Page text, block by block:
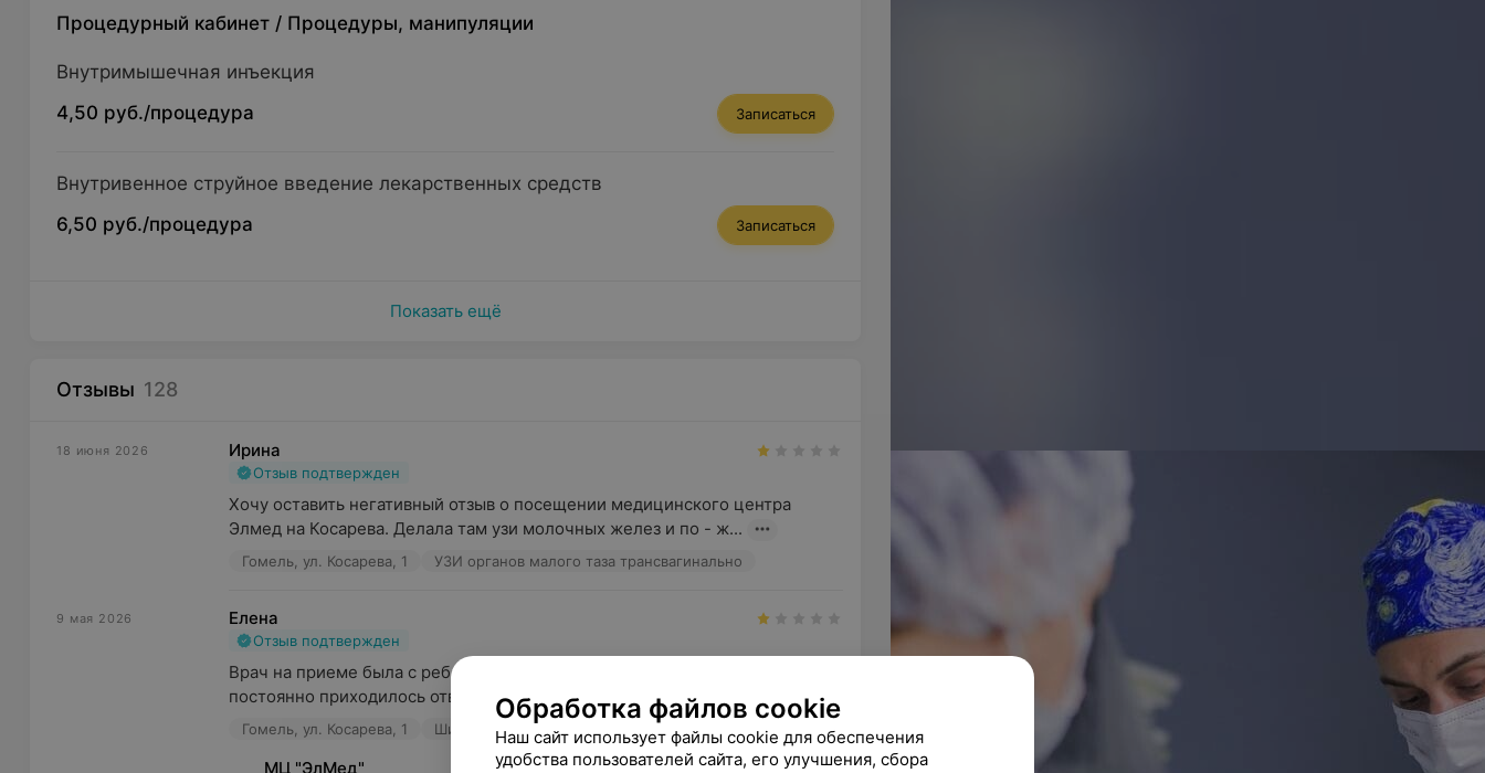
Процедурный кабинет / Процедуры, манипуляции
Внутримышечная инъекция
4,50 руб./процедура
Записаться
Внутривенное струйное введение лекарственных средств
6,50 руб./процедура
Записаться
Показать ещё
Отзывы 128
18 июня 2026 Ирина
Отзыв подтвержден
Хочу оставить негативный отзыв о посещении медицинского центра
Элмед на Косарева. Делала там узи молочных желез и по - ж...
Гомель, ул. Косарева, 1 УЗИ органов малого таза трансвагинально
9 мая 2026 Елена
Отзыв подтвержден
Врач на приеме была с ребенком, ребёнок постоянно капризничал и врачу
постоянно приходилось отвлекаться от работы,что ме...
Гомель, ул. Косарева, 1 Шилак С. Ф. - Врач УЗД
МЦ "ЭлМед"
Обработка файлов cookie
Наш сайт использует файлы cookie для обеспечения
удобства пользователей сайта, его улучшения, сбора